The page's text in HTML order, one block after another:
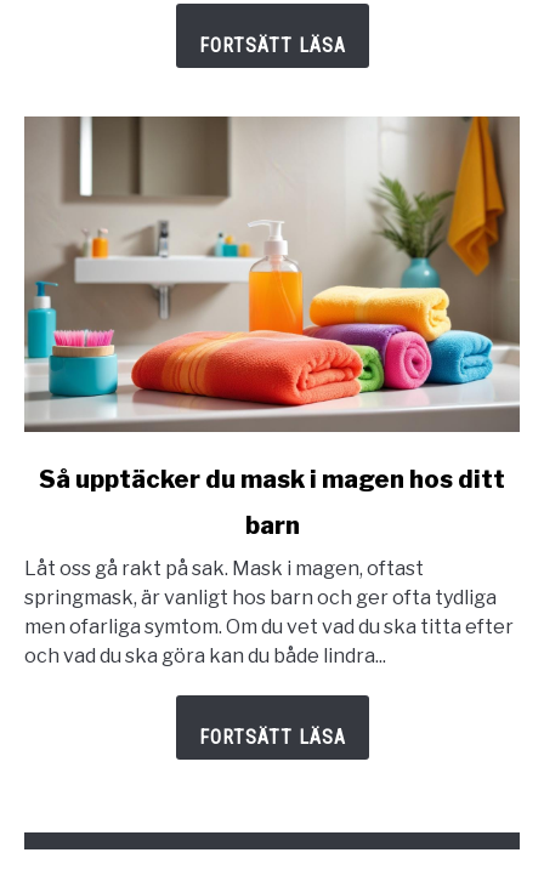
link
upptäcker
mask
Så upptäcker du mask i magen hos ditt
barn
Låt oss gå rakt på sak. Mask i magen, oftast
springmask, är vanligt hos barn och ger ofta tydliga
men ofarliga symtom. Om du vet vad du ska titta efter
och vad du ska göra kan du både lindra...